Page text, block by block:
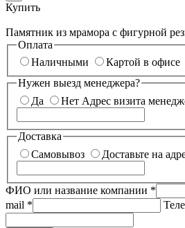
Купить
Памятник из мрамора с фигурной
Оплата
Наличными
Картой в офисе
Нужен выезд менеджера?
Да
Нет Адрес визита
Доставка
Самовывоз
Доставьте на
ФИО или название компании *
mail *